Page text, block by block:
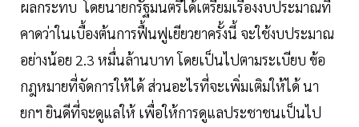
ผลกระทบ โดยนายกรัฐมนตรีได้เตรียมเรื่องงบประมาณที่
คาดว่าในเบื้องต้นการฟื้นฟูเยียวยาครั้งนี้ จะใช้งบประมาณ
อย่างน้อย 2.3 หมื่นล้านบาท โดยเป็นไปตามระเบียบ ข้อ
กฎหมายที่จัดการให้ได้ ส่วนอะไรที่จะเพิ่มเติมให้ได้ นา
ยกฯ ยินดีที่จะดูแลให้ เพื่อให้การดูแลประชาชนเป็นไป